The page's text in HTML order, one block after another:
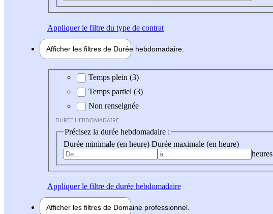
Appliquerle filtre du type de contrat
Afficher les filtres de Durée hebdomadaire
Durée hebdomadaire
Temps plein (3)
Temps partiel (3)
Non renseignée
DURÉE HEBDOMADAIRE
Précisez la durée hebdomadaire :
Durée minimale (en heure) Durée maximale (en heure)
heures
Appliquerle filtre de durée hebdomadaire
Afficher les filtres de Domaine professionnel